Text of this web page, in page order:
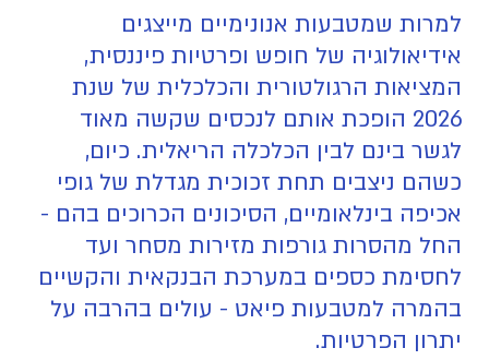
למרות שמטבעות אנונימיים מייצגים
אידיאולוגיה של חופש ופרטיות פיננסית,
המציאות הרגולטורית והכלכלית של שנת
2026 הופכת אותם לנכסים שקשה מאוד
לגשר בינם לבין הכלכלה הריאלית. כיום,
כשהם ניצבים תחת זכוכית מגדלת של גופי
אכיפה בינלאומיים, הסיכונים הכרוכים בהם -
החל מהסרות גורפות מזירות מסחר ועד
לחסימת כספים במערכת הבנקאית והקשיים
בהמרה למטבעות פיאט - עולים בהרבה על
יתרון הפרטיות.